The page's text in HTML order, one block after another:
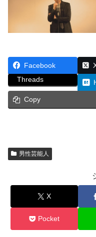
Facebook
Threads
Copy
男性芸能人
X
Pocket